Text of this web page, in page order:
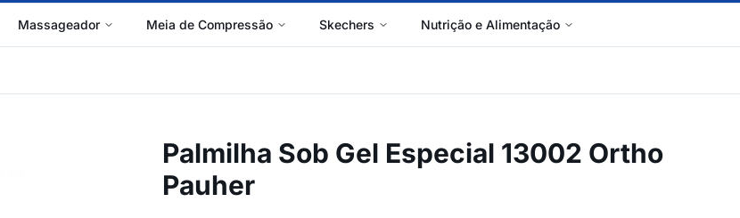
Massageador Meia de Compressão Skechers Nutrição e Alimentação
Palmilha Sob Gel Especial 13002 Ortho
Pauher